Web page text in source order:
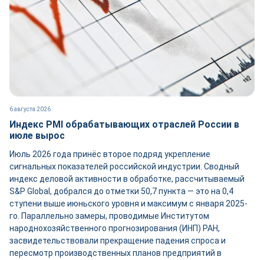
6 августа 2026
Индекс PMI обрабатывающих отраслей России в
июле вырос
Июль 2026 года принёс второе подряд укрепление
сигнальных показателей российской индустрии. Сводный
индекс деловой активности в обработке, рассчитываемый
S&P Global, добрался до отметки 50,7 пункта — это на 0,4
ступени выше июньского уровня и максимум с января 2025-
го. Параллельно замеры, проводимые Институтом
народнохозяйственного прогнозирования (ИНП) РАН,
засвидетельствовали прекращение падения спроса и
пересмотр производственных планов предприятий в